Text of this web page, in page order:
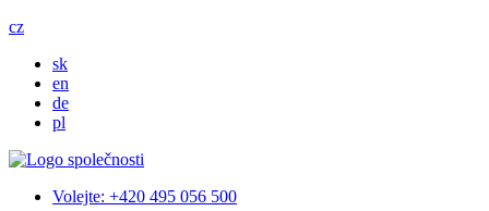
cz
sk
en
de
pl
Volejte: +420 495 056 500